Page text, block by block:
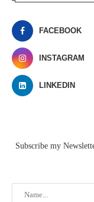
FACEBOOK
INSTAGRAM
LINKEDIN
Subscribe my